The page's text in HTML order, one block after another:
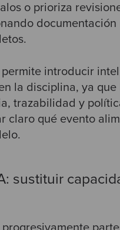
o prioriza
introducir
la disciplina, ya
trazabilidad y
claro qué evento
sustituir